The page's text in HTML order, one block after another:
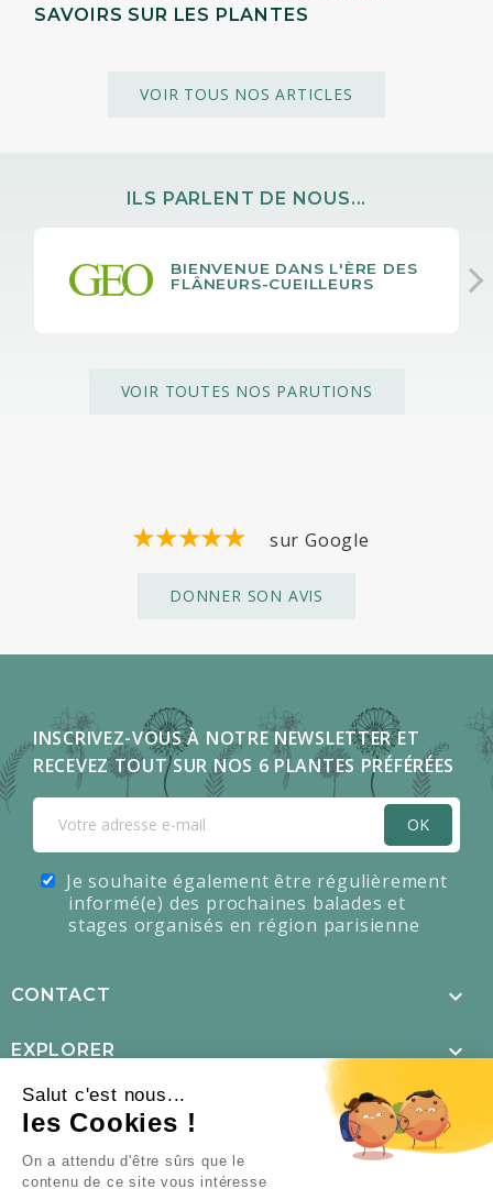
SAVOIRS SUR LES PLANTES
VOIR TOUS NOS ARTICLES
ILS PARLENT DE NOUS...
BIENVENUE DANS L'ÈRE DES
FLÂNEURS-CUEILLEURS
VOIR TOUTES NOS PARUTIONS
sur Google
DONNER SON AVIS
INSCRIVEZ-VOUS À NOTRE NEWSLETTER ET
RECEVEZ TOUT SUR NOS 6 PLANTES PRÉFÉRÉES
Je souhaite également être régulièrement
informé(e) des prochaines balades et
stages organisés en région parisienne
OK
CONTACT 
EXPLORER 
MENTIONS LÉGALES 
NOUS SUIVRE 
×
Salut c'est nous...
les Cookies !
On a attendu d'être sûrs que le
contenu de ce site vous intéresse